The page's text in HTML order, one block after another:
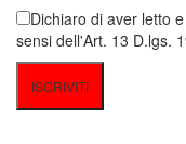
Dichiaro di aver letto
sensi dell'Art. 13 D.lgs.